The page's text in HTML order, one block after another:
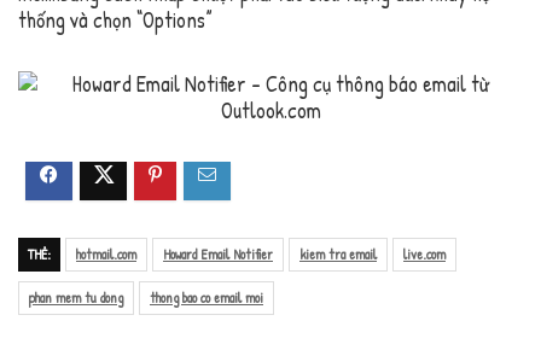
thống và chọn “Options”
THẺ: hotmail.com Howard Email Notifier kiem tra email live.com
phan mem tu dong thong bao co email moi